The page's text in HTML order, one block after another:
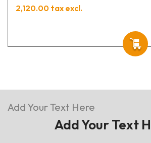
2,120.00 tax excl.
Add Your Text Here
Add Your Text